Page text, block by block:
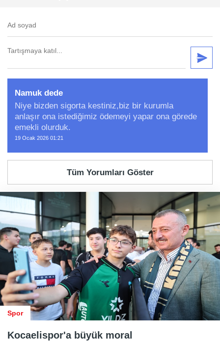
Namuk dede
Niye bizden sigorta kestiniz,biz bir kurumla
anlaşır ona istediğimiz ödemeyi yapar ona görede
emekli olurduk.
19 Ocak 2026 01:21
Tüm Yorumları Göster
Spor
Kocaelispor'a büyük moral